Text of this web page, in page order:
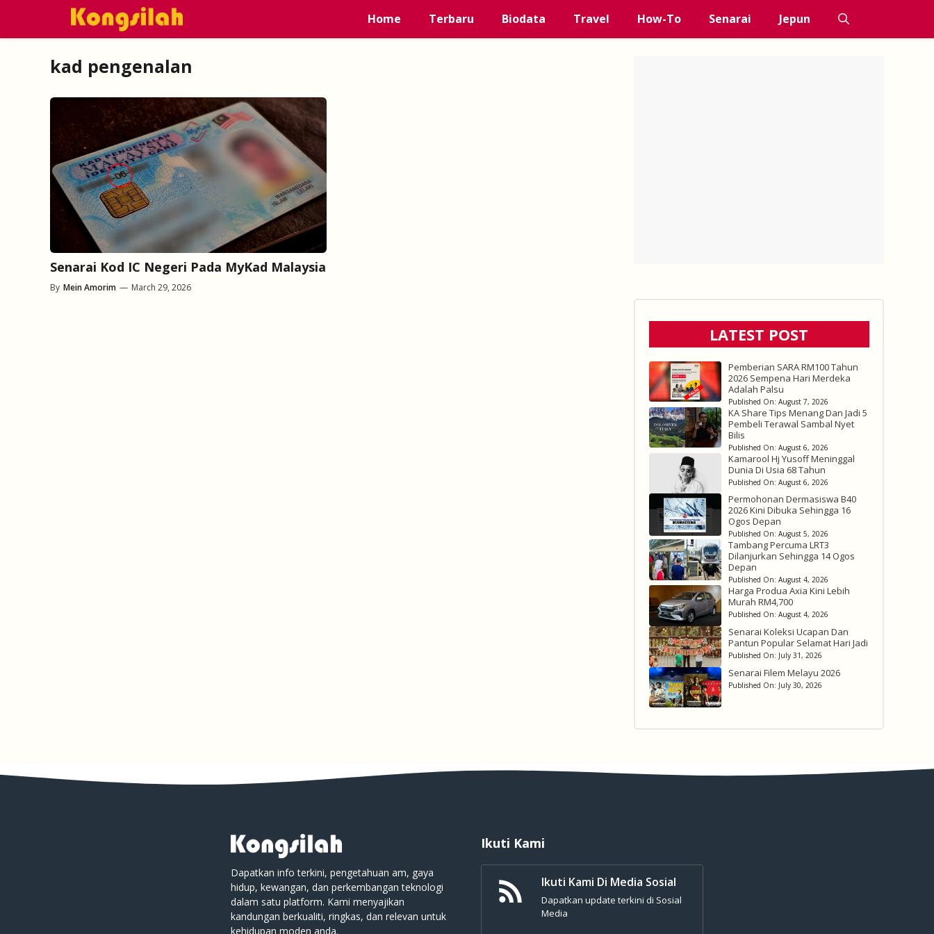
Home Terbaru Biodata Travel How-To Senarai Jepun
kad pengenalan
Senarai Kod IC Negeri Pada MyKad Malaysia
By Mein Amorim — March 29, 2026
LATEST POST
Pemberian SARA RM100 Tahun
2026 Sempena Hari Merdeka
Adalah Palsu
Published On: August 7, 2026
KA Share Tips Menang Dan Jadi 5
Pembeli Terawal Sambal Nyet
Bilis
Published On: August 6, 2026
Kamarool Hj Yusoff Meninggal
Dunia Di Usia 68 Tahun
Published On: August 6, 2026
Permohonan Dermasiswa B40
2026 Kini Dibuka Sehingga 16
Ogos Depan
Published On: August 5, 2026
Tambang Percuma LRT3
Dilanjurkan Sehingga 14 Ogos
Depan
Published On: August 4, 2026
Harga Produa Axia Kini Lebih
Murah RM4,700
Published On: August 4, 2026
Senarai Koleksi Ucapan Dan
Pantun Popular Selamat Hari Jadi
Published On: July 31, 2026
Senarai Filem Melayu 2026
Published On: July 30, 2026
Dapatkan info terkini, pengetahuan am, gaya
hidup, kewangan, dan perkembangan teknologi
dalam satu platform. Kami menyajikan
kandungan berkualiti, ringkas, dan relevan untuk
kehidupan moden anda.
Ikuti Kami
Ikuti Kami Di Media Sosial
Dapatkan update terkini di Sosial
Media